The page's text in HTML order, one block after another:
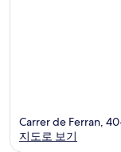
Carrer de Ferran,
지도로 보기